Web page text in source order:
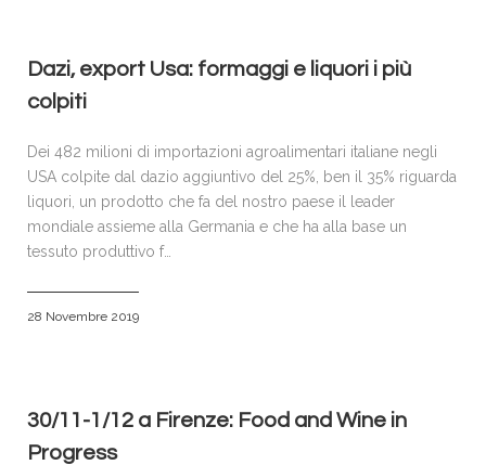
Dazi, export Usa: formaggi e liquori i più
colpiti
Dei 482 milioni di importazioni agroalimentari italiane negli
USA colpite dal dazio aggiuntivo del 25%, ben il 35% riguarda
liquori, un prodotto che fa del nostro paese il leader
mondiale assieme alla Germania e che ha alla base un
tessuto produttivo f…
28 Novembre 2019
30/11-1/12 a Firenze: Food and Wine in
Progress